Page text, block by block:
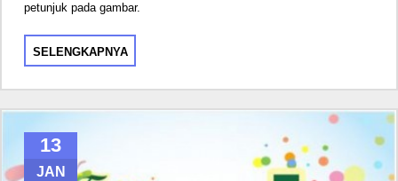
petunjuk pada gambar.
SELENGKAPNYA
13
JAN